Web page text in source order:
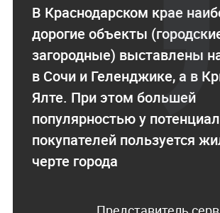
В Краснодарском крае
дорогие объекты
загородные) выставлены
в Сочи и Геленджике, а в
Ялте. При этом большей
популярностью у
покупателей пользуется
черте города